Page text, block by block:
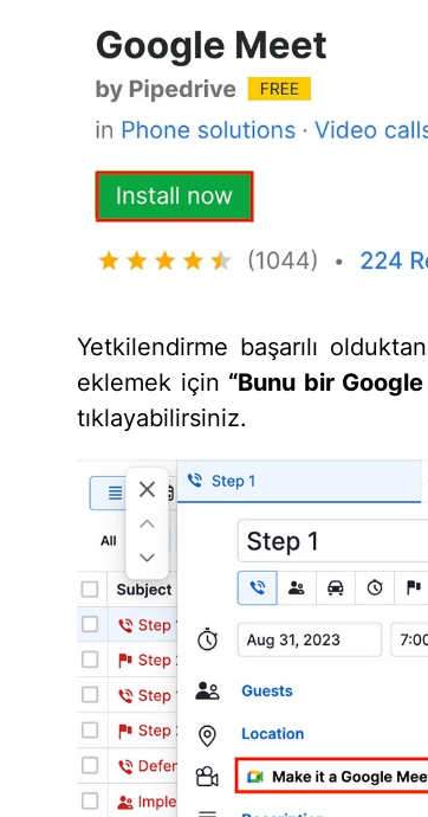
Yetkilendirme başarılı
eklemek için “Bunu bir
tıklayabilirsiniz.